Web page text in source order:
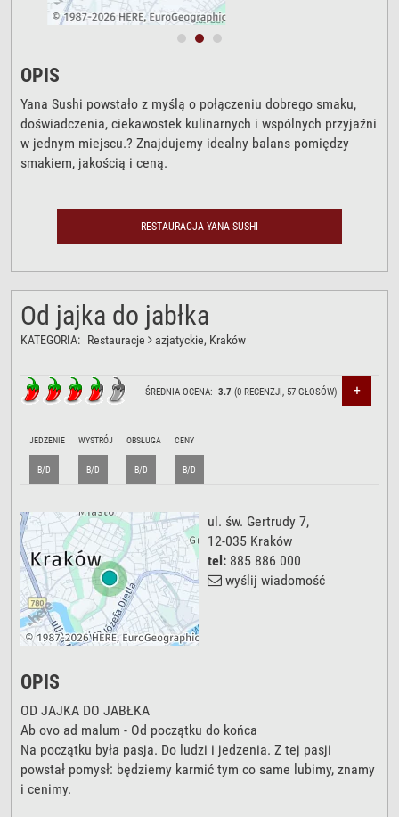
OPIS
Yana Sushi powstało z myślą o połączeniu dobrego smaku,
doświadczenia, ciekawostek kulinarnych i wspólnych przyjaźni
w jednym miejscu.? Znajdujemy idealny balans pomiędzy
smakiem, jakością i ceną.
RESTAURACJA YANA SUSHI
Od jajka do jabłka
KATEGORIA: Restauracje azjatyckie, Kraków
ŚREDNIA OCENA:3.7 (0 RECENZJI, 57 GŁOSÓW) +
JEDZENIE
B/D
WYSTRÓJ
B/D
OBSŁUGA
B/D
CENY
B/D
ul. św. Gertrudy 7,
12-035 Kraków
tel: 885 886 000
wyślij wiadomość
OPIS
OD JAJKA DO JABŁKA
Ab ovo ad malum - Od początku do końca
Na początku była pasja. Do ludzi i jedzenia. Z tej pasji
powstał pomysł: będziemy karmić tym co same lubimy, znamy
i cenimy.